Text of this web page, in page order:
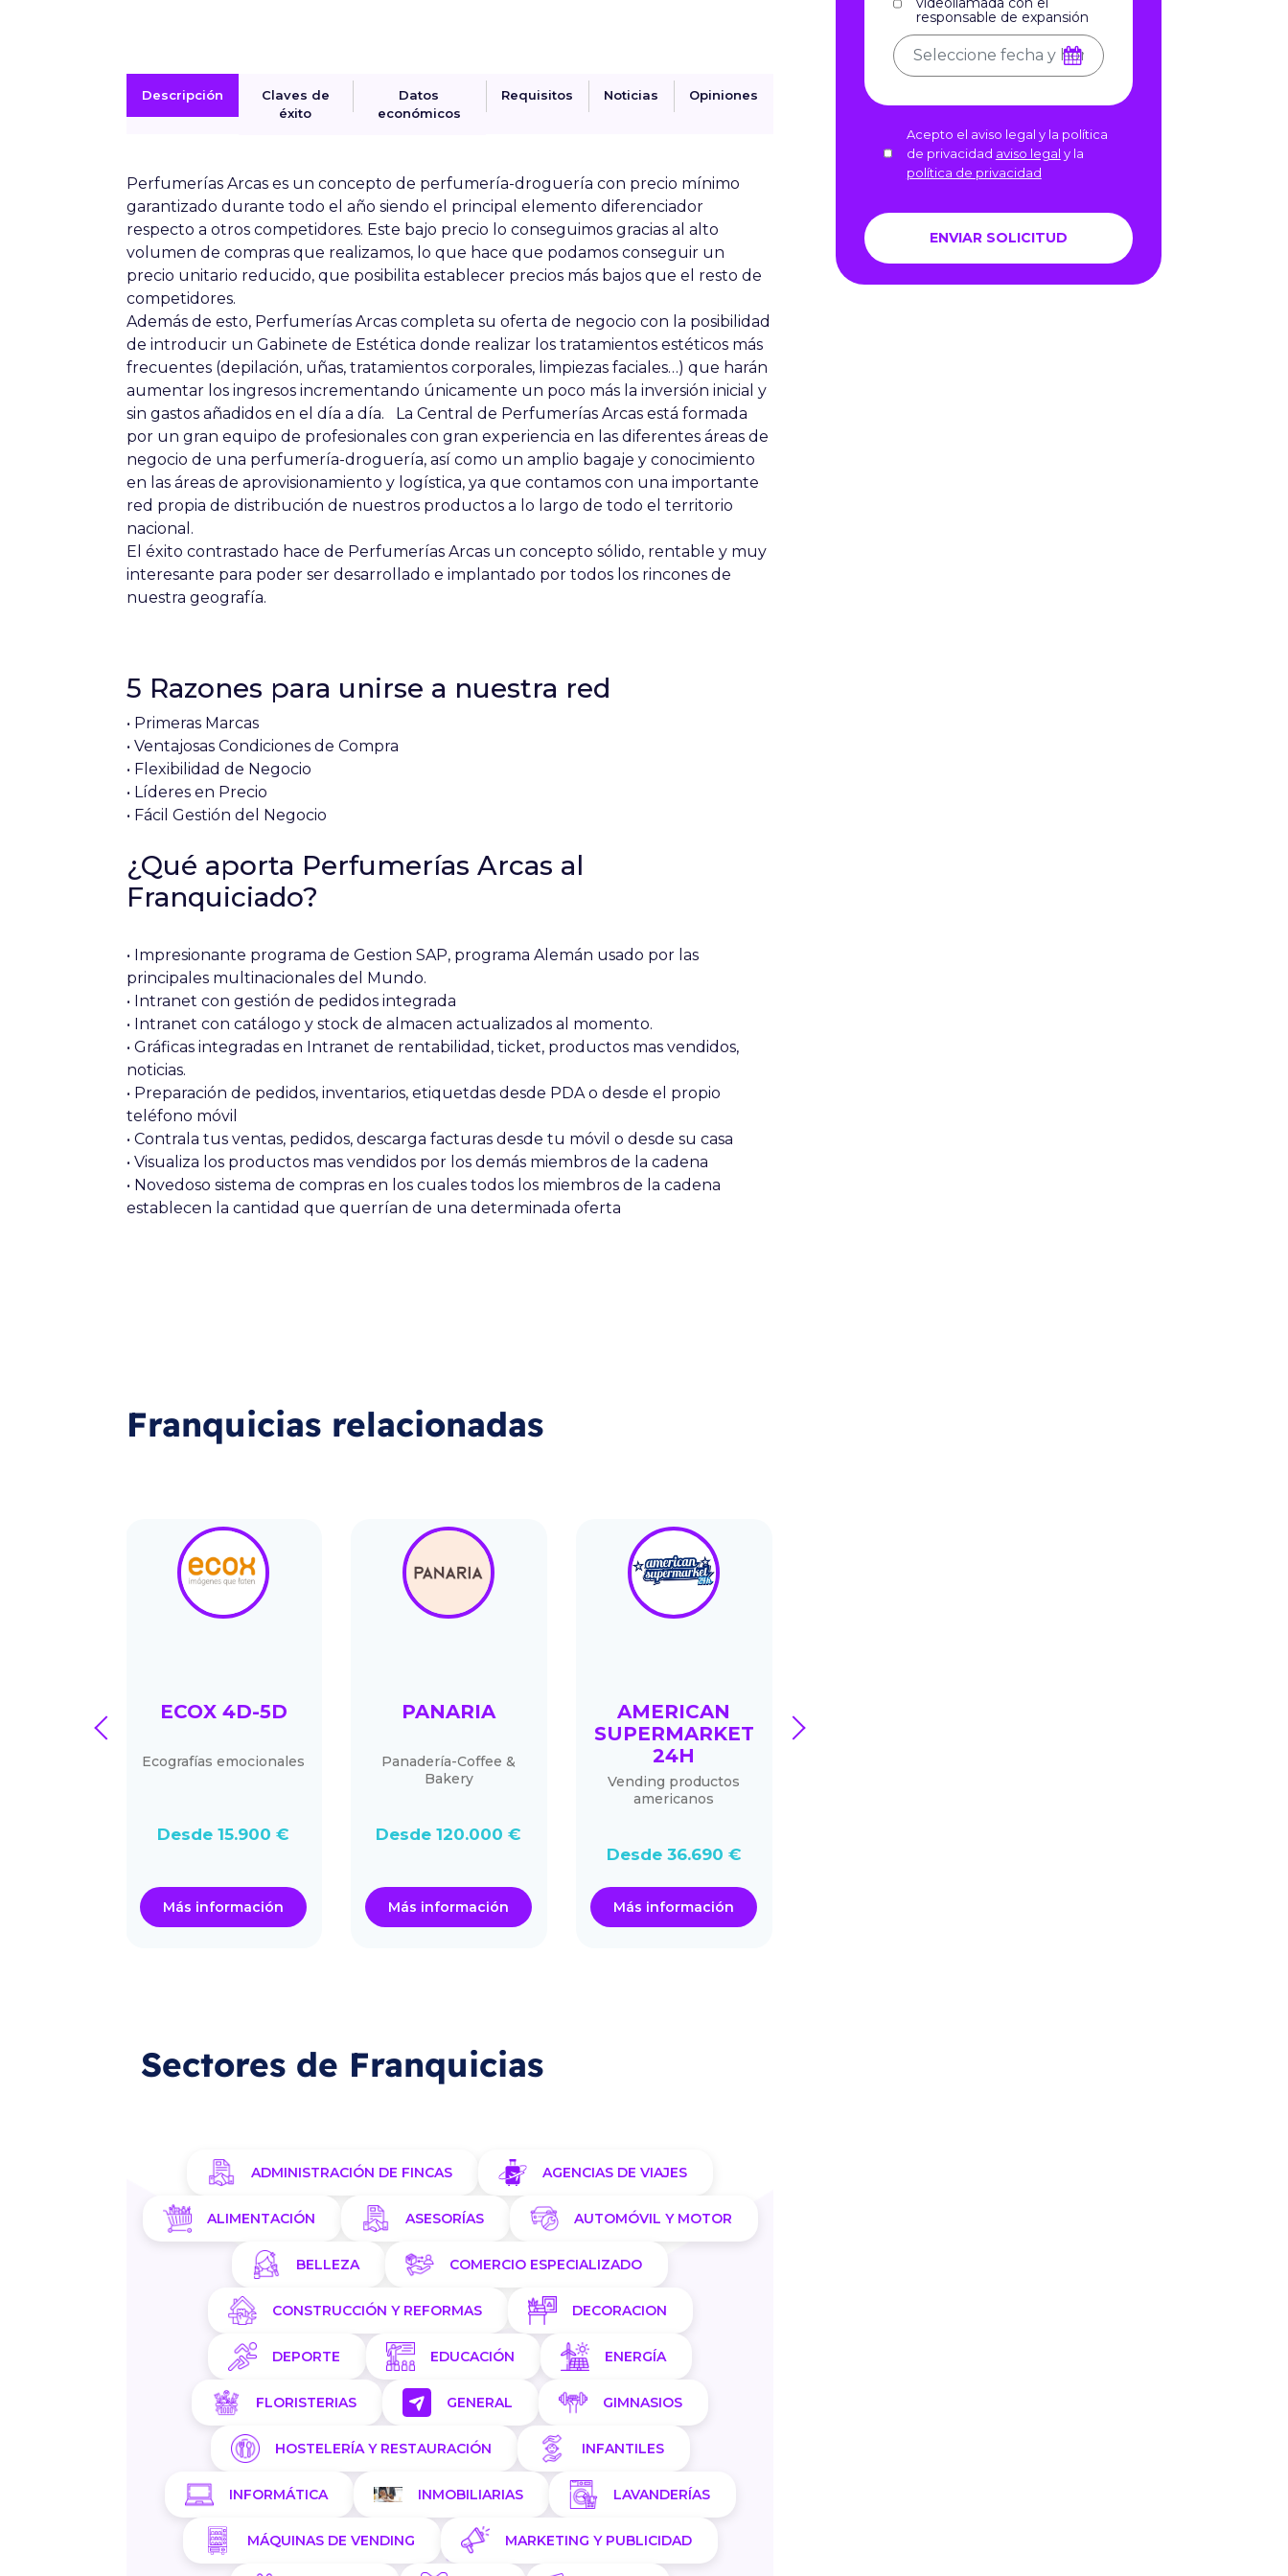
Descripción
Claves de
éxito
Datos
económicos
Requisitos Noticias Opiniones
Perfumerías Arcas es un concepto de perfumería-droguería con precio mínimo
garantizado durante todo el año siendo el principal elemento diferenciador
respecto a otros competidores. Este bajo precio lo conseguimos gracias al alto
volumen de compras que realizamos, lo que hace que podamos conseguir un
precio unitario reducido, que posibilita establecer precios más bajos que el resto de
competidores.
Además de esto, Perfumerías Arcas completa su oferta de negocio con la posibilidad
de introducir un Gabinete de Estética donde realizar los tratamientos estéticos más
frecuentes (depilación, uñas, tratamientos corporales, limpiezas faciales…) que harán
aumentar los ingresos incrementando únicamente un poco más la inversión inicial y
sin gastos añadidos en el día a día. La Central de Perfumerías Arcas está formada
por un gran equipo de profesionales con gran experiencia en las diferentes áreas de
negocio de una perfumería-droguería, así como un amplio bagaje y conocimiento
en las áreas de aprovisionamiento y logística, ya que contamos con una importante
red propia de distribución de nuestros productos a lo largo de todo el territorio
nacional.
El éxito contrastado hace de Perfumerías Arcas un concepto sólido, rentable y muy
interesante para poder ser desarrollado e implantado por todos los rincones de
nuestra geografía.
5 Razones para unirse a nuestra red
• Primeras Marcas
• Ventajosas Condiciones de Compra
• Flexibilidad de Negocio
• Líderes en Precio
• Fácil Gestión del Negocio
¿Qué aporta Perfumerías Arcas al
Franquiciado?
• Impresionante programa de Gestion SAP, programa Alemán usado por las
principales multinacionales del Mundo.
• Intranet con gestión de pedidos integrada
• Intranet con catálogo y stock de almacen actualizados al momento.
• Gráficas integradas en Intranet de rentabilidad, ticket, productos mas vendidos,
noticias.
• Preparación de pedidos, inventarios, etiquetdas desde PDA o desde el propio
teléfono móvil
• Contrala tus ventas, pedidos, descarga facturas desde tu móvil o desde su casa
• Visualiza los productos mas vendidos por los demás miembros de la cadena
• Novedoso sistema de compras en los cuales todos los miembros de la cadena
establecen la cantidad que querrían de una determinada oferta
Franquicias relacionadas
ECOX 4D-5D
Ecografías emocionales
Desde 15.900 €
Más información
PANARIA
Panadería-Coffee &
Bakery
Desde 120.000 €
Más información
AMERICAN
SUPERMARKET
24H
Vending productos
americanos
Desde 36.690 €
Más información
prev next
Sectores de Franquicias
ADMINISTRACIÓN DE FINCAS AGENCIAS DE VIAJES
ALIMENTACIÓN ASESORÍAS AUTOMÓVIL Y MOTOR
BELLEZA COMERCIO ESPECIALIZADO
CONSTRUCCIÓN Y REFORMAS DECORACION
DEPORTE EDUCACIÓN ENERGÍA
FLORISTERIAS GENERAL GIMNASIOS
HOSTELERÍA Y RESTAURACIÓN INFANTILES
INFORMÁTICA INMOBILIARIAS LAVANDERÍAS
MÁQUINAS DE VENDING MARKETING Y PUBLICIDAD
responsable de expansión
Acepto el aviso legal y la política
de privacidad aviso legal y la
política de privacidad